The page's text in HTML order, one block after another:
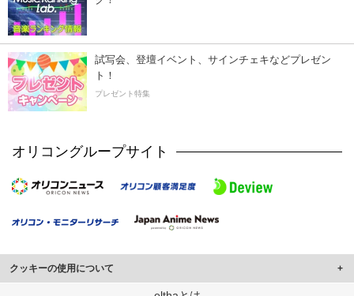
試写会、登壇イベント、サインチェキなどプレゼン
ト！
プレゼント特集
オリコングループサイト
クッキーの使用について